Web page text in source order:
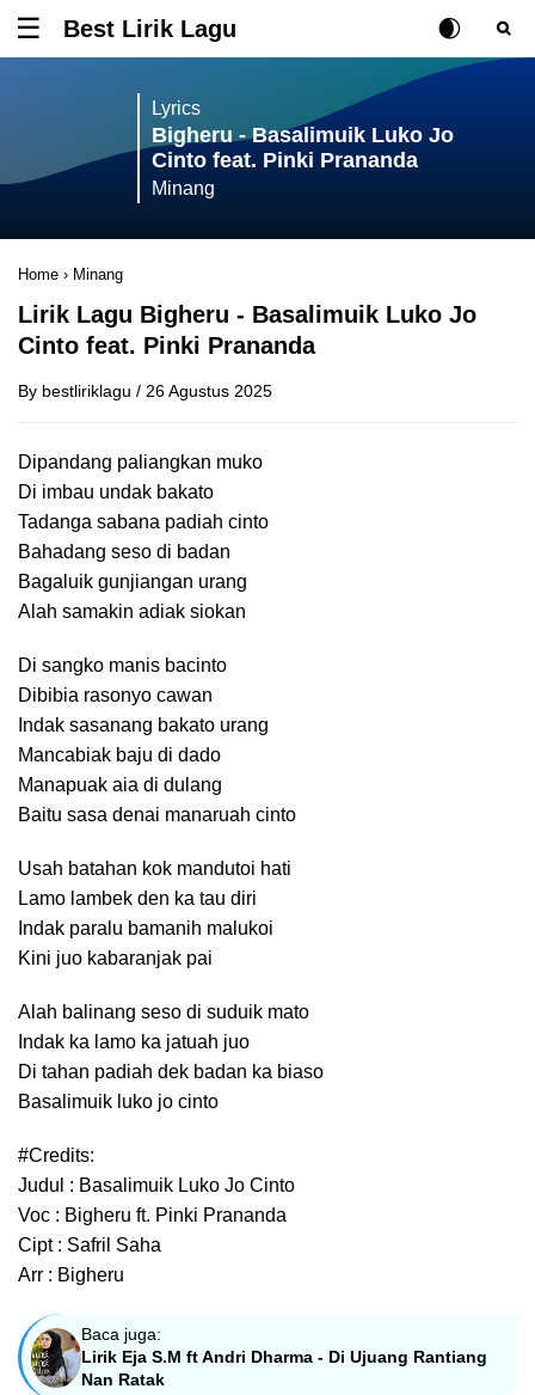
Tombol untuk membuka atau menutup menu
Best Lirik Lagu Rubah Posisi
Tombol
Lyrics
Bigheru - Basalimuik Luko Jo
Cinto feat. Pinki Prananda
Minang
Home › Minang
Lirik Lagu Bigheru - Basalimuik Luko Jo
Cinto feat. Pinki Prananda
By bestliriklagu / 26 Agustus 2025
Dipandang paliangkan muko
Di imbau undak bakato
Tadanga sabana padiah cinto
Bahadang seso di badan
Bagaluik gunjiangan urang
Alah samakin adiak siokan
Di sangko manis bacinto
Dibibia rasonyo cawan
Indak sasanang bakato urang
Mancabiak baju di dado
Manapuak aia di dulang
Baitu sasa denai manaruah cinto
Usah batahan kok mandutoi hati
Lamo lambek den ka tau diri
Indak paralu bamanih malukoi
Kini juo kabaranjak pai
Alah balinang seso di suduik mato
Indak ka lamo ka jatuah juo
Di tahan padiah dek badan ka biaso
Basalimuik luko jo cinto
#Credits:
Judul : Basalimuik Luko Jo Cinto
Voc : Bigheru ft. Pinki Prananda
Cipt : Safril Saha
Arr : Bigheru
Baca juga:
Lirik Eja S.M ft Andri Dharma - Di Ujuang Rantiang
Nan Ratak